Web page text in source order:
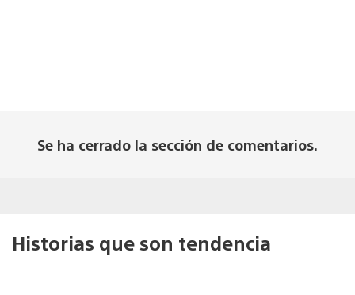
Se ha cerrado la sección de comentarios.
Historias que son tendencia